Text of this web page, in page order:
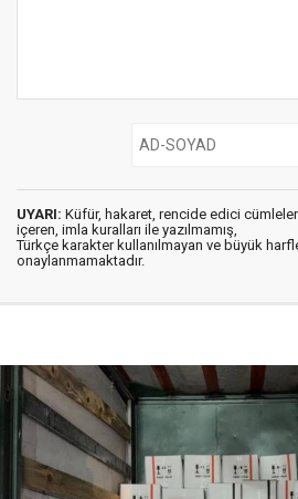
UYARI: Küfür, hakaret, rencide edici cümleler
içeren, imla kuralları ile yazılmamış,
Türkçe karakter kullanılmayan ve büyük
onaylanmamaktadır.